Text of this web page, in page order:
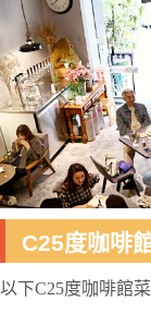
C25度咖啡
以下C25度咖啡館